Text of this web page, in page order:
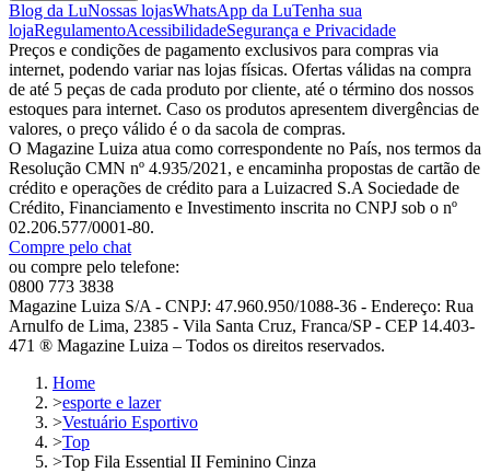
Blog da LuNossas lojasWhatsApp da LuTenha sua
lojaRegulamentoAcessibilidadeSegurança e Privacidade
Preços e condições de pagamento exclusivos para compras via
internet, podendo variar nas lojas físicas. Ofertas válidas na compra
de até 5 peças de cada produto por cliente, até o término dos nossos
estoques para internet. Caso os produtos apresentem divergências de
valores, o preço válido é o da sacola de compras.
O Magazine Luiza atua como correspondente no País, nos termos da
Resolução CMN nº 4.935/2021, e encaminha propostas de cartão de
crédito e operações de crédito para a Luizacred S.A Sociedade de
Crédito, Financiamento e Investimento inscrita no CNPJ sob o nº
02.206.577/0001-80.
Compre pelo chat
ou compre pelo telefone:
0800 773 3838
Magazine Luiza S/A - CNPJ: 47.960.950/1088-36 - Endereço: Rua
Arnulfo de Lima, 2385 - Vila Santa Cruz, Franca/SP - CEP 14.403-
471 ® Magazine Luiza – Todos os direitos reservados.
Home
>esporte e lazer
>Vestuário Esportivo
>Top
>Top Fila Essential II Feminino Cinza